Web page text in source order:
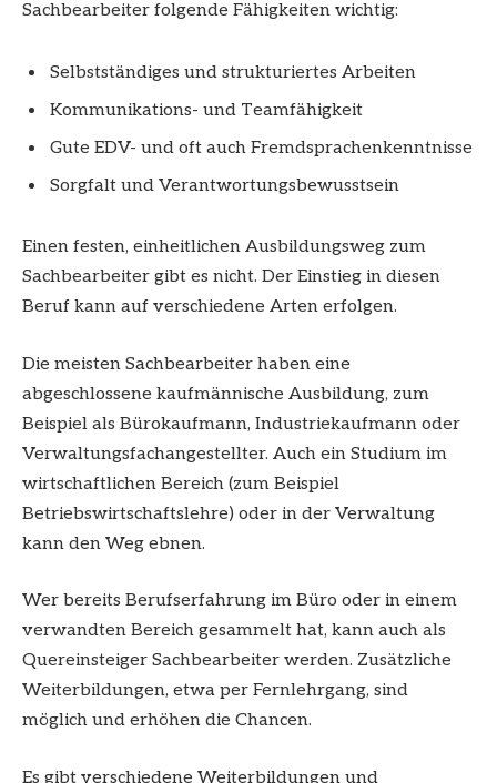
Sachbearbeiter folgende Fähigkeiten wichtig:
Selbstständiges und strukturiertes Arbeiten
Kommunikations- und Teamfähigkeit
Gute EDV- und oft auch Fremdsprachenkenntnisse
Sorgfalt und Verantwortungsbewusstsein
Einen festen, einheitlichen Ausbildungsweg zum
Sachbearbeiter gibt es nicht. Der Einstieg in diesen
Beruf kann auf verschiedene Arten erfolgen.
Die meisten Sachbearbeiter haben eine
abgeschlossene kaufmännische Ausbildung, zum
Beispiel als Bürokaufmann, Industriekaufmann oder
Verwaltungsfachangestellter. Auch ein Studium im
wirtschaftlichen Bereich (zum Beispiel
Betriebswirtschaftslehre) oder in der Verwaltung
kann den Weg ebnen.
Wer bereits Berufserfahrung im Büro oder in einem
verwandten Bereich gesammelt hat, kann auch als
Quereinsteiger Sachbearbeiter werden. Zusätzliche
Weiterbildungen, etwa per Fernlehrgang, sind
möglich und erhöhen die Chancen.
Es gibt verschiedene Weiterbildungen und